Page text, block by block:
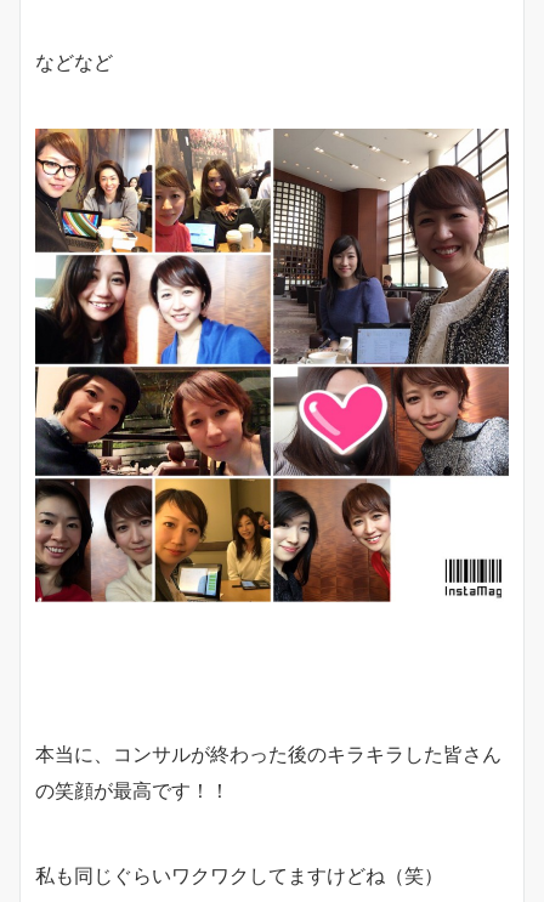
などなど
本当に、コンサルが終わった後のキラキラした皆さん
の笑顔が最高です！！
私も同じぐらいワクワクしてますけどね（笑）